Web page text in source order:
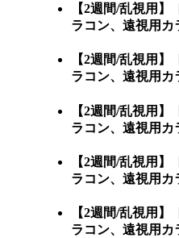
【2週間/乱視用
ラコン、遠視用
【2週間/乱視用
ラコン、遠視用
【2週間/乱視用
ラコン、遠視用
【2週間/乱視用
ラコン、遠視用
【2週間/乱視用
ラコン、遠視用